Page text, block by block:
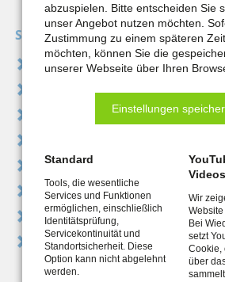
Service
Kontakt
Feedback / Beschwerden
Datenschutz
Download-Center
Wichtige Adressen
Jobcenter.digital
Vorabprüfung Mietangebot
abzuspielen. Bitte entscheiden Sie
unser Angebot nutzen möchten.
Zustimmung zu einem späteren
möchten, können Sie die
unserer Webseite über Ihren
Einstellungen
Standard
Tools, die wesentliche
Services und Funktionen
ermöglichen, einschließlich
Identitätsprüfung,
Servicekontinuität und
Standortsicherheit. Diese
Option kann nicht abgelehnt
werden.
Videos
Wir
Website
Bei
setzt
Cookie,
über
sammelt.